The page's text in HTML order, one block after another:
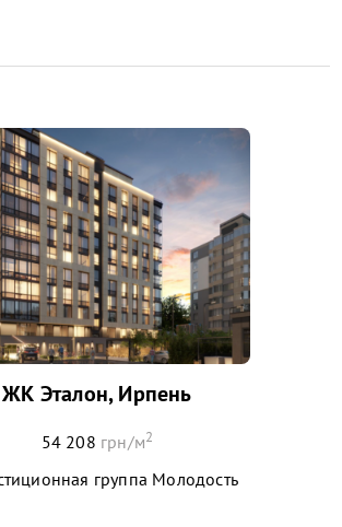
ЖК Эталон, Ирпень
54 208 грн/м2
группа Молодость